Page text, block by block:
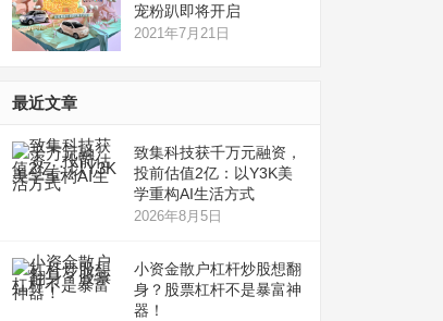
宠粉趴即将开启
2021年7月21日
最近文章
致集科技获千万元融资，
投前估值2亿：以Y3K美
学重构AI生活方式
2026年8月5日
小资金散户杠杆炒股想翻
身？股票杠杆不是暴富神
器！